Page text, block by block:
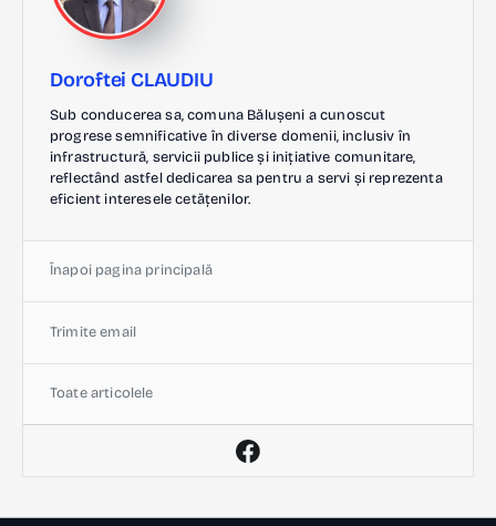
Doroftei CLAUDIU
Sub conducerea sa, comuna Bălușeni a cunoscut
progrese semnificative în diverse domenii, inclusiv în
infrastructură, servicii publice și inițiative comunitare,
reflectând astfel dedicarea sa pentru a servi și reprezenta
eficient interesele cetățenilor.
Înapoi pagina principală
Trimite email
Toate articolele